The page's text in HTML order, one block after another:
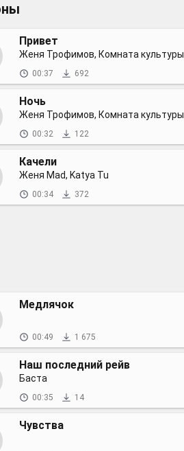
Привет
Женя Трофимов, Комната культуры
00:37 692
Ночь
Женя Трофимов, Комната культуры
00:32 122
Качели
Женя Mad, Katya Tu
00:34 372
Медлячок
00:49 1 675
Наш последний рейв
Баста
00:35 14
Чувства